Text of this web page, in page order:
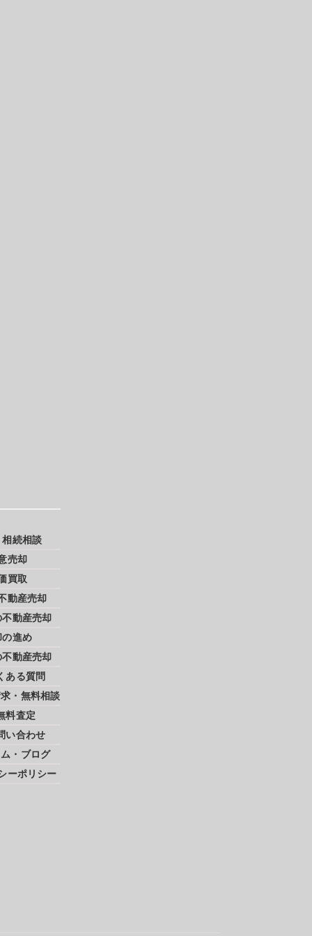
続相談
売却
買取
動産売却
動産売却
の進め
動産売却
ある質問
・無料相談
料査定
い合わせ
・ブログ
ーポリシー